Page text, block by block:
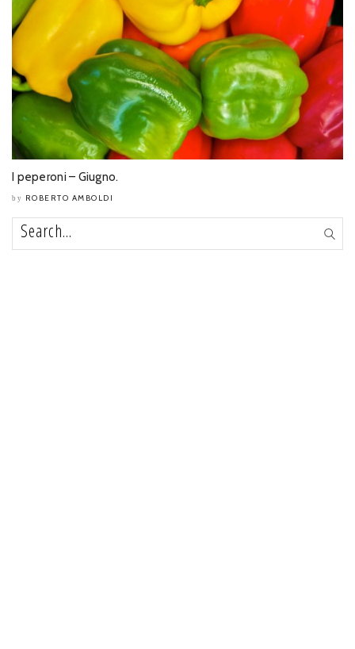
I peperoni – Giugno.
by ROBERTO AMBOLDI